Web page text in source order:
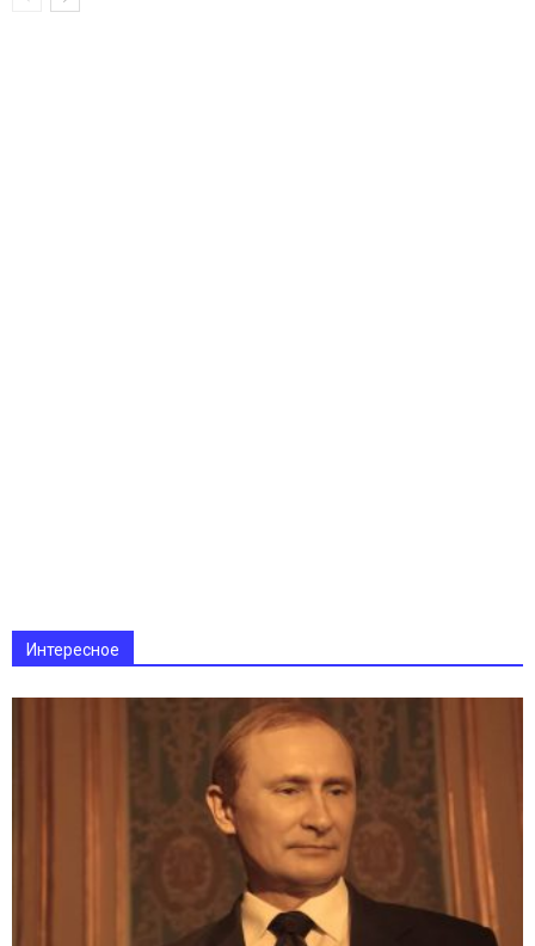
Интересное